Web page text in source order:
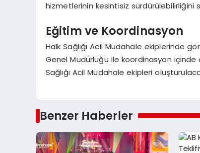
hizmetlerinin kesintisiz
Eğitim ve Koordinasyon
Halk Sağlığı Acil Müdahale ekiplerinde
Genel Müdürlüğü ile koordinasyon
Sağlığı Acil Müdahale ekipleri
Benzer Haberler